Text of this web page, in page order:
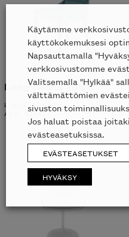
Long Island tuoli
LIGNE ROSET
ALK. 914€
Käytämme
käyttökokemuksesi
Napsauttamalla
verkkosivustomme
Valitsemalla "Hylkää"
välttämättömien
sivuston
Jos haluat poistaa
evästeasetuksissa.
EVÄSTEASETUKSET
HYVÄKSY